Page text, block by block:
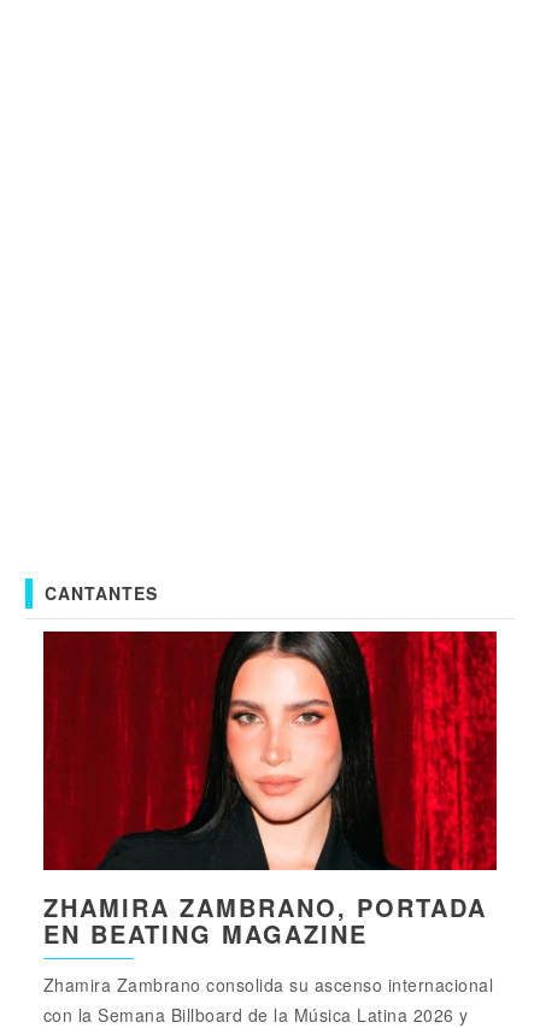
CANTANTES
ZHAMIRA ZAMBRANO, PORTADA
EN BEATING MAGAZINE
Zhamira Zambrano consolida su ascenso internacional
con la Semana Billboard de la Música Latina 2026 y